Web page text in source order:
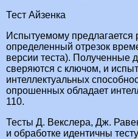
Тест Айзенка
Испытуемому предлагается
определенный отрезок
версии теста). Полученные
сверяются с ключом, и
интеллектуальных
опрошенных обладает
110.
Тесты Д. Векслера, Дж.
и обработке идентичны